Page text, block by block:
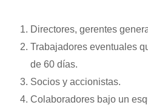
Directores, gerentes
Trabajadores eventuales
de 60 días.
Socios y accionistas.
Colaboradores bajo un